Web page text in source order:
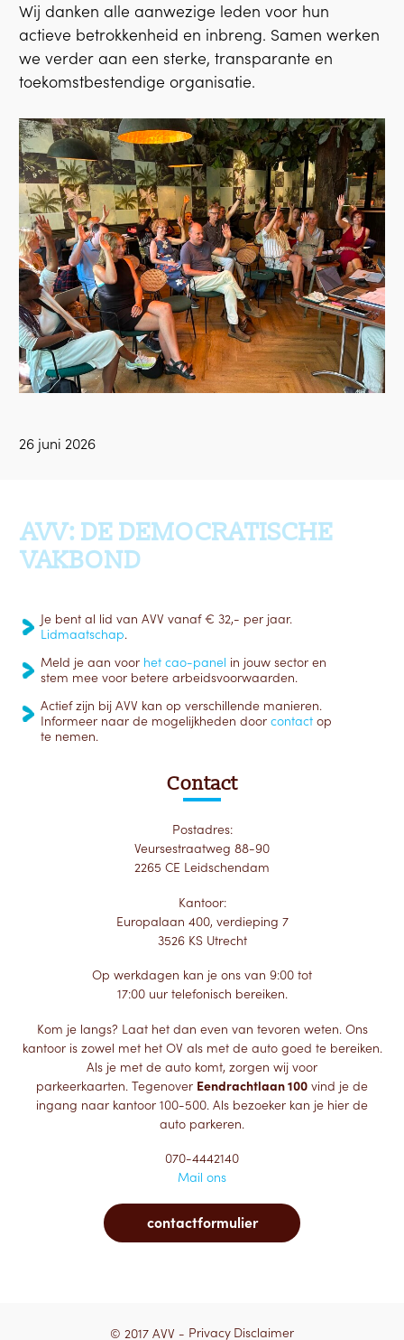
Wij danken alle aanwezige leden voor hun
actieve betrokkenheid en inbreng. Samen werken
we verder aan een sterke, transparante en
toekomstbestendige organisatie.
26 juni 2026
AVV: DE DEMOCRATISCHE
VAKBOND
Je bent al lid van AVV vanaf € 32,- per jaar.
Lidmaatschap.
Meld je aan voor het cao-panel in jouw sector en
stem mee voor betere arbeidsvoorwaarden.
Actief zijn bij AVV kan op verschillende manieren.
Informeer naar de mogelijkheden door contact op
te nemen.
Contact
Postadres:
Veursestraatweg 88-90
2265 CE Leidschendam
Kantoor:
Europalaan 400, verdieping 7
3526 KS Utrecht
Op werkdagen kan je ons van 9:00 tot
17:00 uur telefonisch bereiken.
Kom je langs? Laat het dan even van tevoren weten. Ons
kantoor is zowel met het OV als met de auto goed te bereiken.
Als je met de auto komt, zorgen wij voor
parkeerkaarten. Tegenover Eendrachtlaan 100 vind je de
ingang naar kantoor 100-500. Als bezoeker kan je hier de
auto parkeren.
070-4442140
Mail ons
contactformulier
© 2017 AVV - Privacy Disclaimer